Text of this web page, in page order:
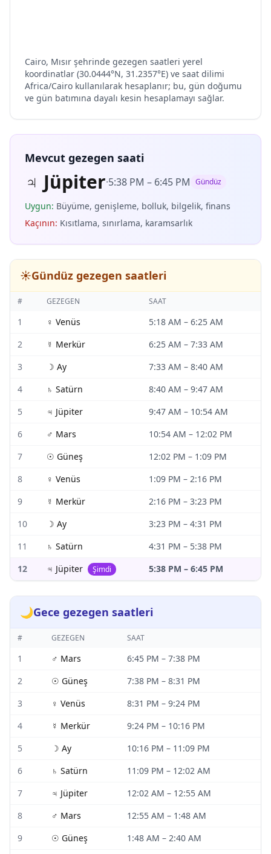
Cairo, Mısır şehrinde gezegen saatleri yerel
koordinatlar (30.0444°N, 31.2357°E) ve saat dilimi
Africa/Cairo kullanılarak hesaplanır; bu, gün doğumu
ve gün batımına dayalı kesin hesaplamayı sağlar.
Mevcut gezegen saati
♃ Jüpiter·5:38 PM – 6:45 PM Gündüz
Uygun: Büyüme, genişleme, bolluk, bilgelik, finans
Kaçının: Kısıtlama, sınırlama, karamsarlık
☀️Gündüz gezegen saatleri
# GEZEGEN SAAT
1 ♀ Venüs 5:18 AM – 6:25 AM
2
☿ Merkür 6:25 AM – 7:33 AM
3
☽ Ay 7:33 AM – 8:40 AM
4
♄ Satürn 8:40 AM – 9:47 AM
5
♃ Jüpiter 9:47 AM – 10:54 AM
6
♂ Mars 10:54 AM – 12:02 PM
7
☉ Güneş 12:02 PM – 1:09 PM
8
♀ Venüs 1:09 PM – 2:16 PM
9
☿ Merkür 2:16 PM – 3:23 PM
10
☽ Ay 3:23 PM – 4:31 PM
11
♄ Satürn 4:31 PM – 5:38 PM
12
♃ Jüpiter Şimdi 5:38 PM – 6:45 PM
🌙Gece gezegen saatleri
# GEZEGEN SAAT
1 ♂ Mars 6:45 PM – 7:38 PM
2
☉ Güneş 7:38 PM – 8:31 PM
3
♀ Venüs 8:31 PM – 9:24 PM
4
☿ Merkür 9:24 PM – 10:16 PM
5
☽ Ay 10:16 PM – 11:09 PM
6
♄ Satürn 11:09 PM – 12:02 AM
7
♃ Jüpiter 12:02 AM – 12:55 AM
8
♂ Mars 12:55 AM – 1:48 AM
9
☉ Güneş 1:48 AM – 2:40 AM